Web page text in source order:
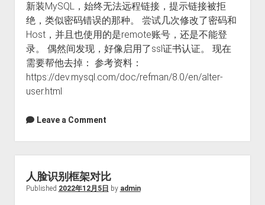
用
无
法
登
陆
新装MySQL，始终无法远程链接，提示链接被拒
绝，类似密码错误的那种。 尝试几次修改了密码和
Host，并且也使用的是remote账号，还是不能登
录。 偶然间发现，好像启用了ssl证书认证。 现在
需要帮他去掉： 参考资料：
https://dev.mysql.com/doc/refman/8.0/en/alter-
user.html
Leave a Comment
人脸识别框架对比
Published 2022年12月5日 by admin